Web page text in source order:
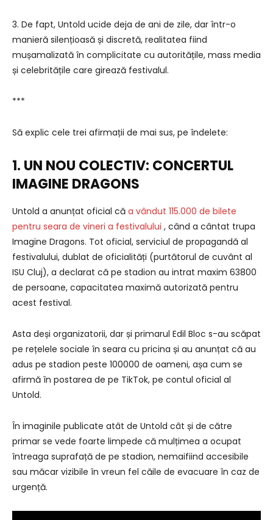
3. De fapt, Untold ucide deja de ani de zile, dar într-o
manieră silențioasă și discretă, realitatea fiind
mușamalizată în complicitate cu autoritățile, mass media
și celebritățile care girează festivalul.
***
Să explic cele trei afirmații de mai sus, pe îndelete:
1. UN NOU COLECTIV: CONCERTUL
IMAGINE DRAGONS
Untold a anunțat oficial că a vândut 115.000 de bilete
pentru seara de vineri a festivalului , când a cântat trupa
Imagine Dragons. Tot oficial, serviciul de propagandă al
festivalului, dublat de oficialități (purtătorul de cuvânt al
ISU Cluj), a declarat că pe stadion au intrat maxim 63800
de persoane, capacitatea maximă autorizată pentru
acest festival.
Asta deși organizatorii, dar și primarul Edil Bloc s-au scăpat
pe rețelele sociale în seara cu pricina și au anunțat că au
adus pe stadion peste 100000 de oameni, așa cum se
afirmă în postarea de pe TikTok, pe contul oficial al
Untold.
În imaginile publicate atât de Untold cât și de către
primar se vede foarte limpede că mulțimea a ocupat
întreaga suprafață de pe stadion, nemaifiind accesibile
sau măcar vizibile în vreun fel căile de evacuare în caz de
urgență.